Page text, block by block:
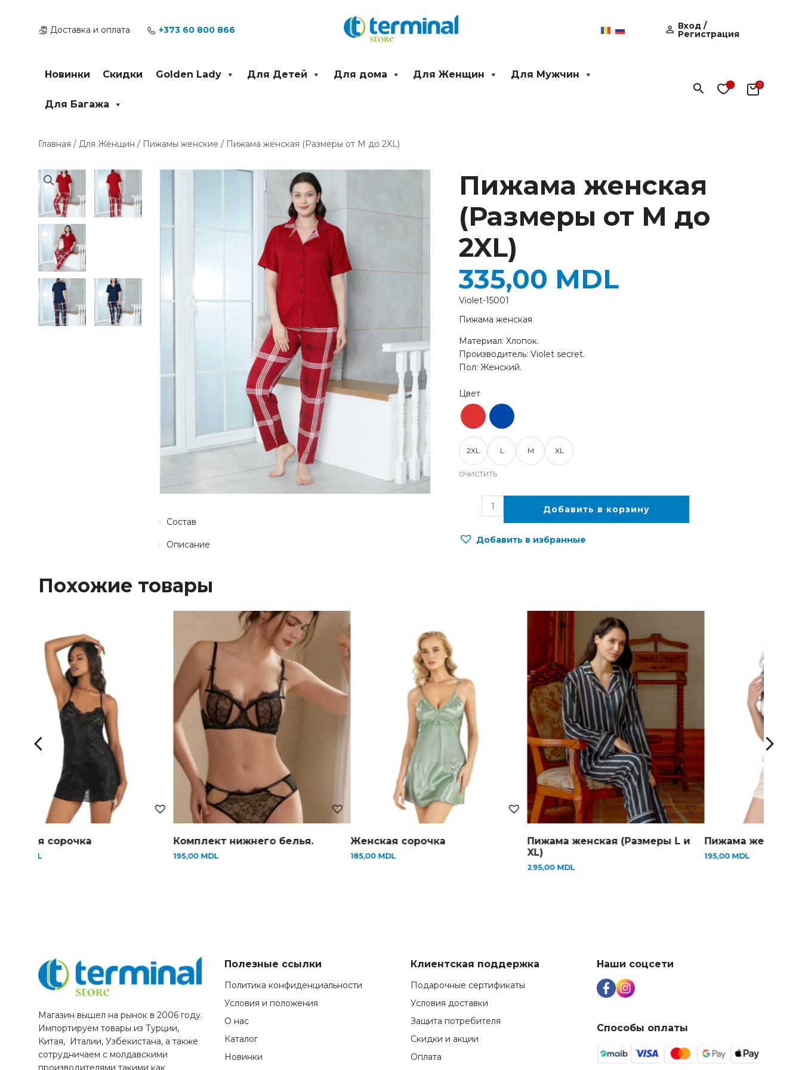
содержимомуДоставка и оплата +373 60 800 866 Вход /
Регистрация
Новинки Скидки Golden Lady Для Детей Для дома Для Женщин Для Мужчин
Для Багажа
Поиск
Главная / Для Женщин / Пижамы женские / Пижама женская (Размеры от M до 2XL)
Пижама женская
(Размеры от M до
2XL)
Пижама женская
Материал: Хлопок.
Производитель: Violet secret.
Пол: Женский.
335,00 MDL
2XL L M XL
ОЧИСТИТЬ
Пижама
женская
(Размеры
от
M
до
Добавить в корзину
Добавить в избранные
Violet-15001
Описание
Состав
Похожие товары
сорочка
MDL
Комплект нижнего белья.
195,00 MDL
Женская сорочка
185,00 MDL
Пижама женская (Размеры L и
XL)
295,00 MDL
Пижама женская
195,00 MDL
Магазин вышел на рынок в 2006 году.
Импортируем товары из Турции,
Китая, Италии, Узбекистана, а также
сотрудничаем с молдавскими
производителями такими как
Полезные ссылки
Политика конфиденциальности
Условия и положения
О нас
Каталог
Новинки
Клиентская поддержка
Подарочные сертификаты
Условия доставки
Защита потребителя
Скидки и акции
Оплата
Наши соцсети
Способы оплаты